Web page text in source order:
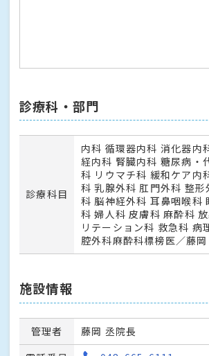
診療科・部門
診療科目
内科 循環器内科 消化器内
経内科 腎臓内科 糖尿病・
科 リウマチ科 緩和ケア内
科 乳腺外科 肛門外科 整形
科 脳神経外科 耳鼻咽喉科
科 婦人科 皮膚科 麻酔科
リテーション科 救急科 病
腔外科麻酔科標榜医／藤
施設情報
管理者
藤岡 丞院長